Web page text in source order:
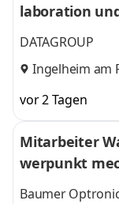
laboration
A-Kunden
DATAGROUP
Ingelheim am
vor 2 Tagen
Mitarbeiter
werpunkt
Baumer